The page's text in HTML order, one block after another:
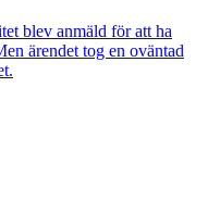
blev anmäld för att ha
ärendet tog en oväntad